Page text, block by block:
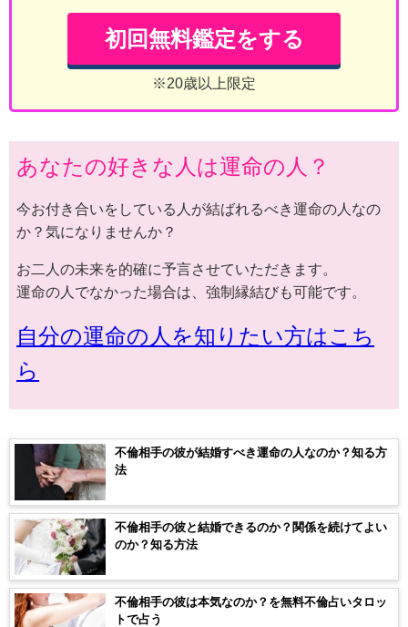
初回無料鑑定をする
※20歳以上限定
あなたの好きな人は運命の人？
今お付き合いをしている人が結ばれるべき運命の人なの
か？気になりませんか？
お二人の未来を的確に予言させていただきます。
運命の人でなかった場合は、強制縁結びも可能です。
自分の運命の人を知りたい方はこち
ら
不倫相手の彼が結婚すべき運命の人なのか？知る方
法
不倫相手の彼と結婚できるのか？関係を続けてよい
のか？知る方法
不倫相手の彼は本気なのか？を無料不倫占いタロッ
トで占う